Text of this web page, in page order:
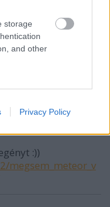
storage
and other
Privacy Policy
:)
:))
megsem_meteor_v